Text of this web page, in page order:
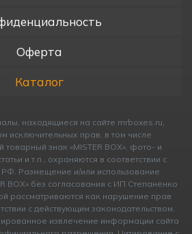
Оферта
Каталог
находящиеся на сайте mrboxes.ru,
исключительных прав, в том числе
товарный знак «MISTER BOX», фото- и
и т.п., охраняются в соответствии с
РФ. Размещение и/или использование
BOX» без согласования с ИП Cтепаненко
рассматриваются как нарушение прав
с действующим законодательством.
извлечение информации сайта